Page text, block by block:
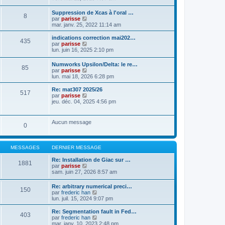
a
g
e
e
r
e
d
e
n
i
e
m
s
s
a
g
s
u
l
t
e
r
l
e
d
e
r
n
i
e
r
m
e
a
e
8
Suppression de Xcas à l'oral …
par parisse
o
n
s
l
e
r
e
d
e
n
e
r
m
s
s
a
e
mar. janv. 25, 2022 11:14 am
435
indications correction mai202…
par parisse
o
u
l
t
e
r
e
e
r
e
r
e
s
s
a
g
e
lun. juin 16, 2025 2:10 pm
85
Numworks Upsilon/Delta: le re…
par parisse
o
n
s
l
l
d
e
r
n
i
r
m
e
s
s
a
e
lun. mai 18, 2026 6:28 pm
517
Re: mat307 2025/26
par parisse
o
l
e
r
l
e
d
r
n
i
e
r
m
e
s
s
jeu. déc. 04, 2025 4:56 pm
0 Aucun message
MESSAGES DERNIER MESSAGE
1881
Re: Installation de Giac sur …
par parisse
o
u
l
t
e
r
l
sam. juin 27, 2026 8:57 am
150
Re: arbitrary numerical preci…
par frederic han
o
n
s
lun. juil. 15, 2024 9:07 pm
403
Re: Segmentation fault in Fed…
par frederic han
o
mar. janv. 10, 2023 2:48 pm